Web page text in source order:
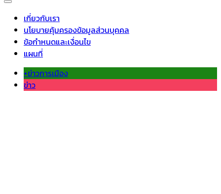
เกี่ยวกับเรา
นโยบายคุ้มครองข้อมูลส่วนบุคคล
ข้อกำหนดและเงื่อนไข
แผนที่
+ข่าวการเมือง
ข่าว